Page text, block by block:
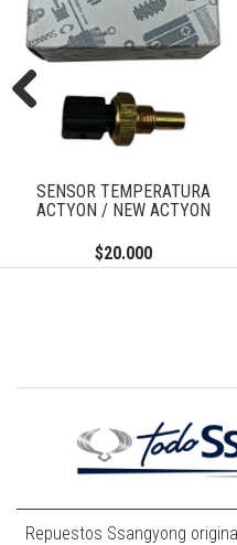
SENSOR TEMPERATURA
ACTYON / NEW ACTYON
$20.000
Previous
Repuestos Ssangyong